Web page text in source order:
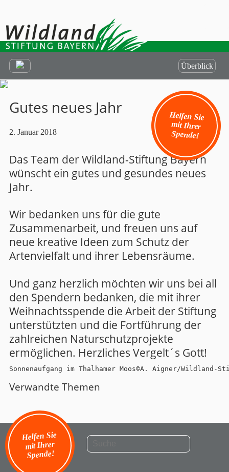
Helfen Sie
mit Ihrer
Spende!
Überblick
Gutes neues Jahr
2. Januar 2018
Das Team der Wildland-Stiftung Bayern
wünscht ein gutes und gesundes neues
Jahr.
Wir bedanken uns für die gute
Zusammenarbeit, und freuen uns auf
neue kreative Ideen zum Schutz der
Artenvielfalt und ihrer Lebensräume.
Und ganz herzlich möchten wir uns bei all
den Spendern bedanken, die mit ihrer
Weihnachtsspende die Arbeit der Stiftung
unterstützten und die Fortführung der
zahlreichen Naturschutzprojekte
ermöglichen. Herzliches Vergelt´s Gott!
Sonnenaufgang im Thalhamer Moos©A. Aigner/Wildland-
Verwandte Themen
Helfen Sie
mit Ihrer
Spende!